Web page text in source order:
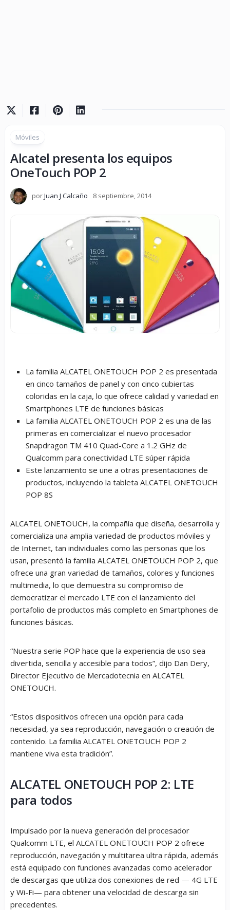
Móviles
Alcatel presenta los equipos
OneTouch POP 2
porJuan J Calcaño 8 septiembre, 2014
La familia ALCATEL ONETOUCH POP 2 es presentada
en cinco tamaños de panel y con cinco cubiertas
coloridas en la caja, lo que ofrece calidad y variedad en
Smartphones LTE de funciones básicas
La familia ALCATEL ONETOUCH POP 2 es una de las
primeras en comercializar el nuevo procesador
Snapdragon TM 410 Quad-Core a 1.2 GHz de
Qualcomm para conectividad LTE súper rápida
Este lanzamiento se une a otras presentaciones de
productos, incluyendo la tableta ALCATEL ONETOUCH
POP 8S
ALCATEL ONETOUCH, la compañía que diseña, desarrolla y
comercializa una amplia variedad de productos móviles y
de Internet, tan individuales como las personas que los
usan, presentó la familia ALCATEL ONETOUCH POP 2, que
ofrece una gran variedad de tamaños, colores y funciones
multimedia, lo que demuestra su compromiso de
democratizar el mercado LTE con el lanzamiento del
portafolio de productos más completo en Smartphones de
funciones básicas.
“Nuestra serie POP hace que la experiencia de uso sea
divertida, sencilla y accesible para todos”, dijo Dan Dery,
Director Ejecutivo de Mercadotecnia en ALCATEL
ONETOUCH.
“Estos dispositivos ofrecen una opción para cada
necesidad, ya sea reproducción, navegación o creación de
contenido. La familia ALCATEL ONETOUCH POP 2
mantiene viva esta tradición”.
ALCATEL ONETOUCH POP 2: LTE
para todos
Impulsado por la nueva generación del procesador
Qualcomm LTE, el ALCATEL ONETOUCH POP 2 ofrece
reproducción, navegación y multitarea ultra rápida, además
está equipado con funciones avanzadas como acelerador
de descargas que utiliza dos conexiones de red — 4G LTE
y Wi-Fi— para obtener una velocidad de descarga sin
precedentes.